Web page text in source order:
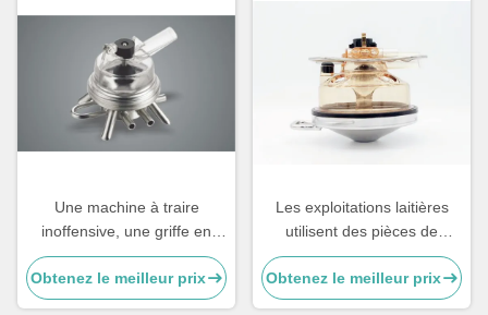
Une machine à traire
inoffensive, une griffe en
acier inoxydable 304, une
griffe de traite de chèvre.
Obtenez le meilleur prix
Les exploitations laitières
utilisent des pièces de
rechange pour la machine à
lait à griffes 1 kg 350cc
Matériau Ppsu
Obtenez le meilleur prix